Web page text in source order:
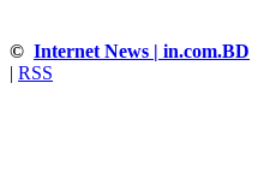
© Internet News | in.com.BD
RSS